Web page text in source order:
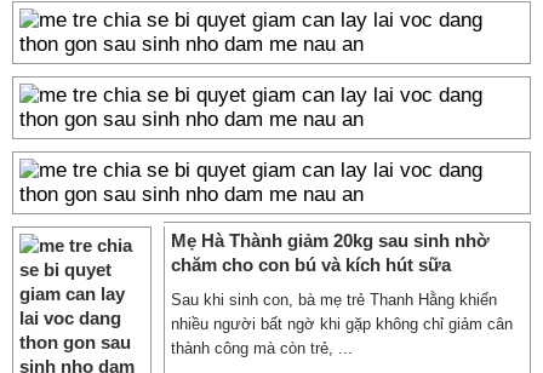
Mẹ Hà Thành giảm 20kg sau sinh nhờ
chăm cho con bú và kích hút sữa
Sau khi sinh con, bà mẹ trẻ Thanh Hằng khiến
nhiều người bất ngờ khi gặp không chỉ giảm cân
thành công mà còn trẻ, ...